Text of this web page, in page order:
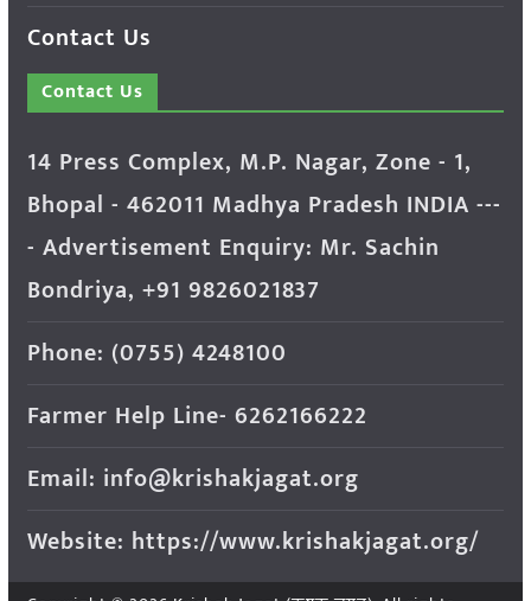
Contact Us
Contact Us
14 Press Complex, M.P. Nagar, Zone - 1,
Bhopal - 462011 Madhya Pradesh INDIA ---
- Advertisement Enquiry: Mr. Sachin
Bondriya, +91 9826021837
Phone: (0755) 4248100
Farmer Help Line- 6262166222
Email: info@krishakjagat.org
Website: https://www.krishakjagat.org/